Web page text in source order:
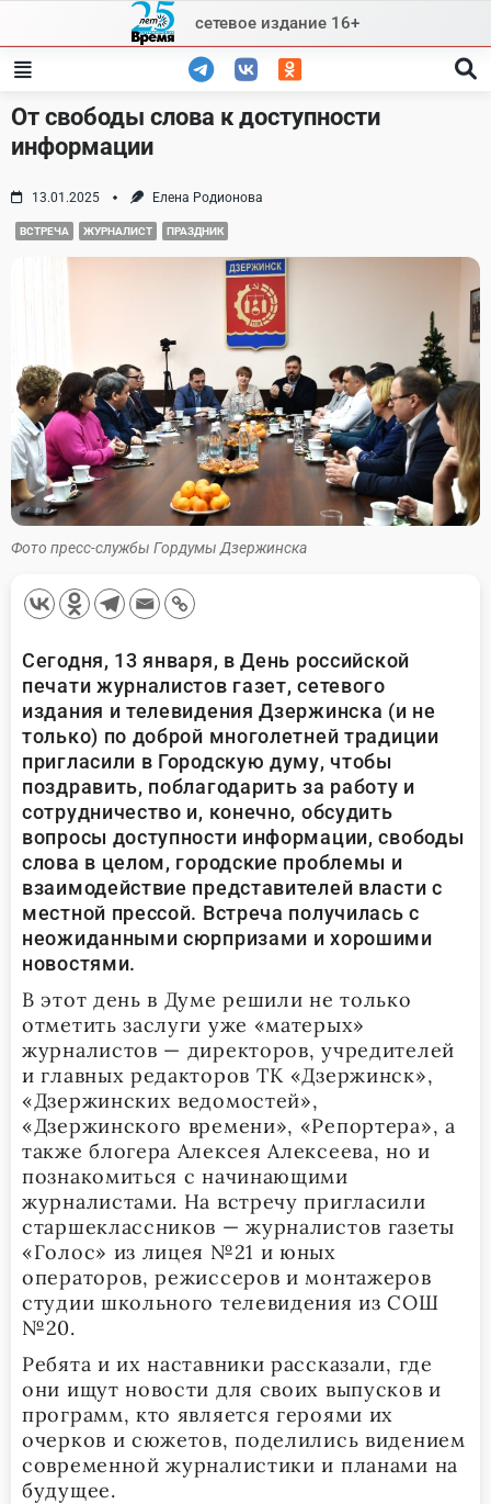
content
сетевое издание 16+
От свободы слова к доступности
информации
13.01.2025 Елена Родионова
ВСТРЕЧА ЖУРНАЛИСТ ПРАЗДНИК
Фото пресс-службы Гордумы Дзержинска
Сегодня, 13 января, в День российской
печати журналистов газет, сетевого
издания и телевидения Дзержинска (и не
только) по доброй многолетней традиции
пригласили в Городскую думу, чтобы
поздравить, поблагодарить за работу и
сотрудничество и, конечно, обсудить
вопросы доступности информации, свободы
слова в целом, городские проблемы и
взаимодействие представителей власти с
местной прессой. Встреча получилась с
неожиданными сюрпризами и хорошими
новостями.
В этот день в Думе решили не только
отметить заслуги уже «матерых»
журналистов — директоров, учредителей
и главных редакторов ТК «Дзержинск»,
«Дзержинских ведомостей»,
«Дзержинского времени», «Репортера», а
также блогера Алексея Алексеева, но и
познакомиться с начинающими
журналистами. На встречу пригласили
старшеклассников — журналистов газеты
«Голос» из лицея №21 и юных
операторов, режиссеров и монтажеров
студии школьного телевидения из СОШ
№20.
Ребята и их наставники рассказали, где
они ищут новости для своих выпусков и
программ, кто является героями их
очерков и сюжетов, поделились видением
современной журналистики и планами на
будущее.